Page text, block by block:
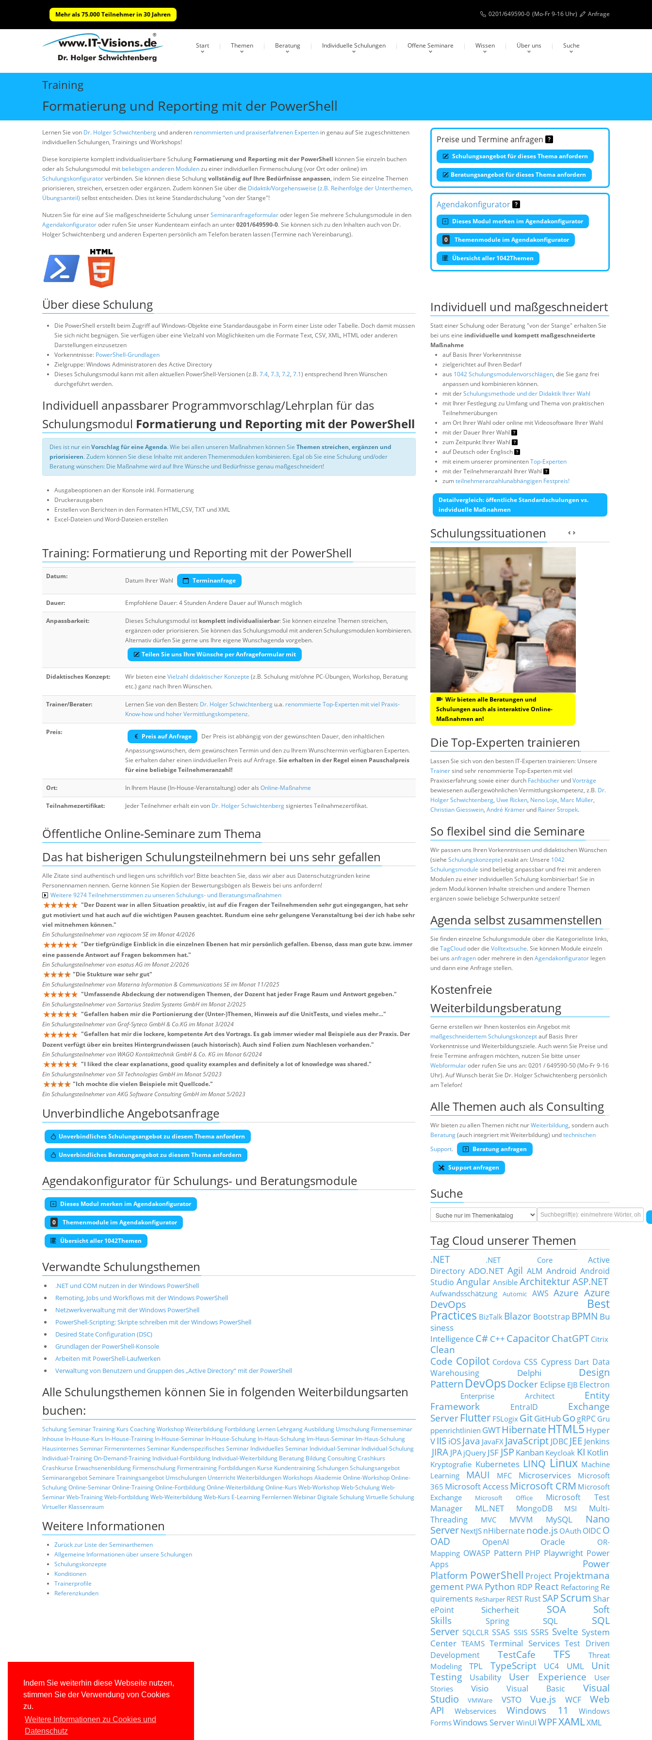
Indem Sie weiterhin diese Webseite nutzen,
stimmen Sie der Verwendung von Cookies
zu.
Weitere Informationen zu Cookies und
Datenschutz
Mehr als 75.000 Teilnehmer in 30 Jahren 0201/649590-0 (Mo-Fr 9-16 Uhr) Anfrage
Start Themen Beratung Individuelle Schulungen Offene Seminare Wissen Über uns Suche
Training
Formatierung und Reporting mit der PowerShell
Lernen Sie von Dr. Holger Schwichtenberg und anderen renommierten und praxiserfahrenen Experten in genau auf Sie zugeschnittenen
individuellen Schulungen, Trainings und Workshops!
Diese konzipierte komplett individualisierbare Schulung Formatierung und Reporting mit der PowerShell können Sie einzeln buchen
oder als Schulungsmodul mit beliebigen anderen Modulenzu einer individuellen Firmenschulung (vor Ort oder online) im
Schulungskonfiguratorverbinden. Sie können diese Schulungvollständig auf Ihre Bedürfnisse anpassen, indem Sie einzelne Themen
priorisieren, streichen, ersetzen oder ergänzen. Zudem können Sie über die Didaktik/Vorgehensweise (z.B. Reihenfolge der Unterthemen,
Übungsanteil) selbst entscheiden. Dies ist keine Standardschulung "von der Stange"!
Nutzen Sie für eine auf Sie maßgeschneiderte Schulung unserSeminaranfrageformularoder legen Sie mehrere Schulungsmodule in den
Agendakonfiguratoroder rufen Sie unser Kundenteam einfach an unter0201/649590-0. Sie können sich zu den Inhalten auch von Dr.
Holger Schwichtenberg und anderen Experten persönlich am Telefon beraten lassen (Termine nach Vereinbarung).
Preise und Termine anfragen
Schulungsangebot für dieses Thema anfordern
Beratungsangebot für dieses Thema anfordern
Agendakonfigurator
Dieses Modul merken im Agendakonfigurator
0 Themenmodule im Agendakonfigurator
Übersicht aller 1042Themen
Über diese Schulung
Die PowerShell erstellt beim Zugriff auf Windows-Objekte eine Standardausgabe in Form einer Liste oder Tabelle. Doch damit müssen
Sie sich nicht begnügen. Sie verfügen über eine Vielzahl von Möglichkeiten um die Formate Text, CSV, XML, HTML oder anderen
Darstellungen einzusetzen
Vorkenntnisse: PowerShell-Grundlagen
Zielgruppe: Windows Administratoren des Active Directory
Dieses Schulungsmodul kann mit allen aktuellen PowerShell-Versionen (z.B.7.4, 7.3, 7.2, 7.1) entsprechend Ihren Wünschen
durchgeführt werden.
Individuell anpassbarer Programmvorschlag/Lehrplan für das
Schulungsmodul Formatierung und Reporting mit der PowerShell
Dies ist nur einVorschlag für eine Agenda. Wie bei allen unseren Maßnahmen können Sie Themen streichen, ergänzen und
priorisieren. Zudem können Sie diese Inhalte mit anderen Themenmodulen kombinieren. Egal ob Sie eine Schulung und/oder
Beratung wünschen: Die Maßnahme wird auf Ihre Wünsche und Bedürfnisse genau maßgeschneidert!
Ausgabeoptionen an der Konsole inkl. Formatierung
Druckerausgaben
Erstellen von Berichten in den Formaten HTML,CSV, TXT und XML
Excel-Dateien und Word-Dateien erstellen
Training: Formatierung und Reporting mit der PowerShell
Datum:
Datum Ihrer Wahl Terminanfrage
Dauer: Empfohlene Dauer: 4 Stunden Andere Dauer auf Wunsch möglich
Anpassbarkeit: Dieses Schulungsmodul ist komplett individualisierbar: Sie können einzelne Themen streichen,
ergänzen oder priorisieren. Sie können das Schulungsmodul mit anderen Schulungsmodulen kombinieren.
Alternativ dürfen Sie gerne uns Ihre eigene Wunschagenda vorgeben.
Teilen Sie uns Ihre Wünsche per Anfrageformular mit
Didaktisches Konzept: Wir bieten eine Vielzahl didaktischer Konzepte (z.B. Schulung mit/ohne PC-Übungen, Workshop, Beratung
etc.) ganz nach Ihren Wünschen.
Trainer/Berater: Lernen Sie von den Besten: Dr. Holger Schwichtenberg u.a. renommierte Top-Experten mit viel Praxis-
Know-how und hoher Vermittlungskompetenz.
Preis:
Preis auf Anfrage
Der Preis ist abhängig von der gewünschten Dauer, den inhaltlichen
Anpassungswünschen, dem gewünschten Termin und den zu Ihrem Wunschtermin verfügbaren Experten.
Sie erhalten daher einen iindviduellen Preis auf Anfrage.Sie erhalten in der Regel einen Pauschalpreis
für eine beliebige Teilnehmeranzahl!
Ort: In Ihrem Hause (In-House-Veranstaltung) oder als Online-Maßnahme
Teilnahmezertifikat: Jeder Teilnehmer erhält ein von Dr. Holger Schwichtenbergsigniertes Teilnahmezertifikat.
Öffentliche Online-Seminare zum Thema
Das hat bisherigen Schulungsteilnehmern bei uns sehr gefallen
Alle Zitate sind authentisch und liegen uns schriftlich vor! Bitte beachten Sie, dass wir aber aus Datenschutzgründen keine
Personennamen nennen. Gerne können Sie Kopien der Bewertungsbögen als Beweis bei uns anfordern!
Weitere 9274 Teilnehmerstimmen zu unseren Schulungs- und Beratungsmaßnahmen
"Der Dozent war in allen Situation proaktiv, ist auf die Fragen der Teilnehmenden sehr gut eingegangen, hat sehr
gut motiviert und hat auch auf die wichtigen Pausen geachtet. Rundum eine sehr gelungene Veranstaltung bei der ich habe sehr
viel mitnehmen können."
Ein Schulungsteilnehmer von regiocom SE im Monat 4/2026
"Der tiefgründige Einblick in die einzelnen Ebenen hat mir persönlich gefallen. Ebenso, dass man gute bzw. immer
eine passende Antwort auf Fragen bekommen hat."
Ein Schulungsteilnehmer von esatus AG im Monat 2/2026
"Die Stukture war sehr gut"
Ein Schulungsteilnehmer von Materna Information & Communications SE im Monat 11/2025
"Umfassende Abdeckung der notwendigen Themen, der Dozent hat jeder Frage Raum und Antwort gegeben."
Ein Schulungsteilnehmer von Sartorius Stedim Systems GmbH im Monat 2/2025
"Gefallen haben mir die Portionierung der (Unter-)Themen, Hinweis auf die UnitTests, und vieles mehr…"
Ein Schulungsteilnehmer von Graf-Syteco GmbH & Co.KG im Monat 3/2024
"Gefallen hat mir die lockere, kompetente Art des Vortrags. Es gab immer wieder mal Beispiele aus der Praxis. Der
Dozent verfügt über ein breites Hintergrundwissen (auch historisch). Auch sind Folien zum Nachlesen vorhanden."
Ein Schulungsteilnehmer von WAGO Kontakttechnik GmbH & Co. KG im Monat 6/2024
"I liked the clear explanations, good quality examples and definitely a lot of knowledge was shared."
Ein Schulungsteilnehmer von SII Technologies GmbH im Monat 5/2023
"Ich mochte die vielen Beispiele mit Quellcode."
Ein Schulungsteilnehmer von AKG Software Consulting GmbH im Monat 5/2023
Unverbindliche Angebotsanfrage
Unverbindliches Schulungsangebot zu diesem Thema anfordern
Unverbindliches Beratungangebot zu diesem Thema anfordern
Agendakonfigurator für Schulungs- und Beratungsmodule
Dieses Modul merken im Agendakonfigurator
0 Themenmodule im Agendakonfigurator
Übersicht aller 1042Themen
Verwandte Schulungsthemen
.NET und COM nutzen in der Windows PowerShell
Remoting, Jobs und Workflows mit der Windows PowerShell
Netzwerkverwaltung mit der Windows PowerShell
PowerShell-Scripting: Skripte schreiben mit der Windows PowerShell
Desired State Configuration (DSC)
Grundlagen der PowerShell-Konsole
Arbeiten mit PowerShell-Laufwerken
Verwaltung von Benutzern und Gruppen des „Active Directory“ mit der PowerShell
Alle Schulungsthemen können Sie in folgenden Weiterbildungsarten
buchen:
SchulungSeminarTraining Kurs CoachingWorkshopWeiterbildung Fortbildung Lernen LehrgangAusbildung Umschulung Firmenseminar
Inhouse In-House-Kurs In-House-Training In-House-Seminar In-House-Schulung In-Haus-Schulung Im-Haus-Seminar Im-Haus-Schulung
Hausinternes Seminar Firmeninternes Seminar Kundenspezifisches Seminar Individuelles Seminar Individual-Seminar Individual-Schulung
Individual-TrainingOn-Demand-Training Individual-Fortbildung Individual-Weiterbildung Beratung BildungConsultingCrashkurs
Crashkurse Erwachsenenbildung Firmenschulung Firmentraining Fortbildungen Kurse KundentrainingSchulungenSchulungsangebot
SeminarangebotSeminare Trainingsangebot Umschulungen UnterrichtWeiterbildungenWorkshops Akademie Online-WorkshopOnline-
SchulungOnline-SeminarOnline-TrainingOnline-FortbildungOnline-WeiterbildungOnline-Kurs Web-WorkshopWeb-SchulungWeb-
SeminarWeb-TrainingWeb-FortbildungWeb-WeiterbildungWeb-Kurs E-Learning FernlernenWebinar Digitale SchulungVirtuelle Schulung
Virtueller Klassenraum
Weitere Informationen
Zurück zur Liste der Seminarthemen
Allgemeine Informationen über unsere Schulungen
Schulungskonzepte
Konditionen
Trainerprofile
Referenzkunden
Individuell und maßgeschneidert
Statt einer Schulung oder Beratung "von der Stange" erhalten Sie
bei uns eine individuelle und kompett maßgeschneiderte
Maßnahme
auf Basis Ihrer Vorkenntnisse
zielgerichtet auf Ihren Bedarf
aus 1042 Schulungsmodulenvorschlägen, die Sie ganz frei
anpassen und kombinieren können.
mit derSchulungsmethode und der Didaktik Ihrer Wahl
mit Ihrer Festlegung zu Umfang und Thema von praktischen
Teilnehmerübungen
am Ort Ihrer Wahl oder online mit Videosoftware Ihrer Wahl
mit der Dauer Ihrer Wahl
zum Zeitpunkt Ihrer Wahl
auf Deutsch oder Englisch
mit einem unserer prominentenTop-Experten
mit der Teilnehmeranzahl Ihrer Wahl
zumteilnehmeranzahlunabhängigen Festpreis!
Detailvergleich: öffentliche Standardschulungen vs.
indviduelle Maßnahmen
Schulungssituationen
Wir bieten alle Beratungen und
Schulungen auch als interaktive Online-
Maßnahmen an!
Die Top-Experten trainieren
Lassen Sie sich von den besten IT-Experten trainieren: Unsere
Trainersind sehr renommierte Top-Experten mit viel
Praxixserfahrung sowie einer durch Fachbücher undVorträge
bewiesenen außergewöhnlichen Vermittlungskompetenz, z.B. Dr.
Holger Schwichtenberg, Uwe Ricken, Neno Loje, Marc Müller,
Christian Giesswein, André Krämer und Rainer Stropek.
So flexibel sind die Seminare
Wir passen uns Ihren Vorkenntnissen und didaktischen Wünschen
(siehe Schulungskonzepte) exakt an: Unsere 1042
Schulungsmodule sind beliebig anpassbar und frei mit anderen
Modulen zu einer individuellen Schulung kombinierbar! Sie in
jedem Modul können Inhalte streichen und andere Themen
ergänzen sowie beliebige Schwerpunkte setzen!
Agenda selbst zusammenstellen
Sie finden einzelne Schulungsmodule über die Kategorieliste links,
die TagCloudoder die Volltextsuche. Sie können Module einzeln
bei uns anfragenoder mehrere in denAgendakonfigurator legen
und dann eine Anfrage stellen.
Kostenfreie
Weiterbildungsberatung
Gerne erstellen wir Ihnen kostenlos ein Angebot mit
maßgeschneidertem Schulungskonzeptauf Basis Ihrer
Vorkenntnisse und Weiterbildungsziele. Auch wenn Sie Preise und
freie Termine anfragen möchten, nutzen Sie bitte unser
Webformularoder rufen Sie uns an: 0201 / 649590-50 (Mo-Fr 9-16
Uhr). Auf Wunsch berät Sie Dr. Holger Schwichtenberg persönlich
am Telefon!
Alle Themen auch als Consulting
Wir bieten zu allen Themen nicht nurWeiterbildung, sondern auch
Beratung(auch integriert mit Weiterbildung) undtechnischen
Support. Beratung anfragen
Support anfragen
Suche
Tag Cloud unserer Themen
.NET .NET Core
Active
Directory ADO.NET Agil ALM Android Android
Studio Angular Ansible Architektur ASP.NET
Aufwandsschätzung Automic AWS Azure Azure
DevOps
Best
Practices BizTalk Blazor Bootstrap BPMN Bu
siness
Intelligence C# C++ Capacitor ChatGPT Citrix
Clean
Code Copilot Cordova CSS Cypress Dart Data
Warehousing
Delphi
Design
Pattern DevOps Docker Eclipse EJB Electron
Enterprise Architect
Entity
Framework
EntraID
Exchange
Server Flutter FSLogix GitGitHubGo gRPC Gru
ppenrichtlinien GWT HibernateHTML5 Hyper
VIIS iOSJava JavaFX JavaScript JDBC JEE Jenkins
JIRA JPA jQuery JSF JSP Kanban Keycloak KI Kotlin
Kryptografie Kubernetes LINQ Linux Machine
Learning
MAUI MFC Microservices
Microsoft
365 Microsoft Access Microsoft CRM Microsoft
Exchange
Microsoft Office
Microsoft Test
Manager
ML.NET MongoDB MSI
Multi-
Threading
MVC MVVM MySQL
Nano
Server NextJS nHibernatenode.js OAuth OIDCO
OAD
OpenAI Oracle
OR-
Mapping OWASP Pattern PHP Playwright Power
Apps
Power
Platform PowerShell Project Projektmana
gement PWA Python RDP React Refactoring Re
quirements ReSharper REST Rust SAP Scrum Shar
ePoint
Sicherheit SOA
Soft
Skills
Spring SQL
SQL
Server SQLCLR SSAS SSIS SSRS Svelte System
Center TEAMS Terminal Services Test Driven
Development
TestCafe TFS
Threat
Modeling
TPL TypeScript UC4 UML
Unit
Testing
Usability User Experience
User
Stories
Visio Visual Basic
Visual
Studio
VMWare VSTO Vue.js WCF
Web
API
Webservices Windows 11
Windows
FormsWindows ServerWinUI WPFXAMLXML